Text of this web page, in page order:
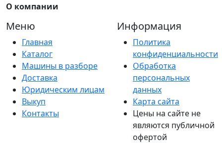
О компании
Меню
Главная
Каталог
Машины в разборе
Доставка
Юридическим лицам
Выкуп
Контакты
Информация
Политика
конфиденциальности
Обработка
персональных
данных
Карта сайта
Цены на сайте не
являются публичной
офертой